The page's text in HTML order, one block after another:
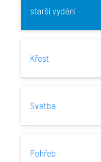
starší vydání
Křest
Svatba
Pohřeb